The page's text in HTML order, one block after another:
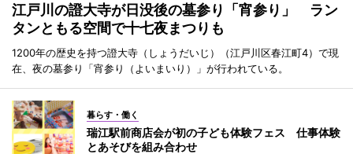
江戸川の證大寺が日没後の墓参り「宵参り」 ラン
タンともる空間で十七夜まつりも
1200年の歴史を持つ證大寺（しょうだいじ）（江戸川区春江町4）で現
在、夜の墓参り「宵参り（よいまいり）」が行われている。
暮らす・働く
瑞江駅前商店会が初の子ども体験フェス 仕事体験
とあそびを組み合わせ